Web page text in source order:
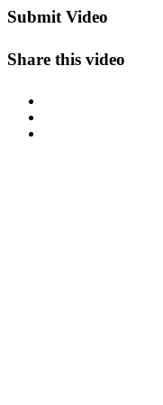
Submit Video
Share this video